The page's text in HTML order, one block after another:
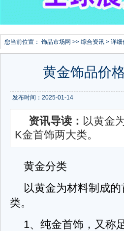
您当前位置： 饰品市场网 >> 综合资讯 > 详细
黄金饰品价
发布时间：2025-01-14
资讯导读： 以黄金
K金首饰两大类。
黄金分类
以黄金为材料制成
类。
1、纯金首饰，又称